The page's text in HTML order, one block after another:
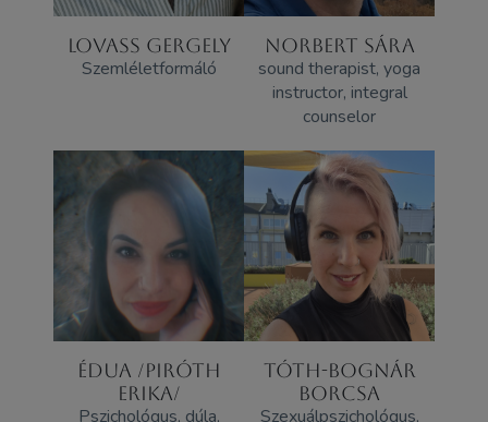
LOVASS GERGELY
Szemléletformáló
NORBERT SÁRA
sound therapist, yoga
instructor, integral
counselor
ÉDUA /PIRÓTH
ERIKA/
Pszichológus, dúla,
TÓTH-BOGNÁR
BORCSA
Szexuálpszichológus,